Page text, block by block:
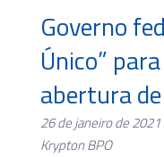
Governo
Único”
abertura
26 de janeiro de
Krypton BPO